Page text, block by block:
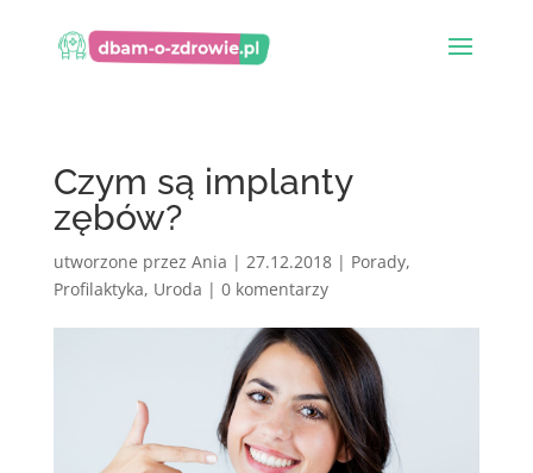
Czym są implanty
zębów?
utworzone przez Ania | 27.12.2018| Porady,
Profilaktyka, Uroda | 0 komentarzy